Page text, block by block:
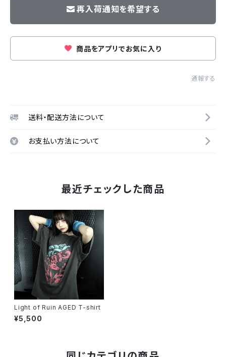
再入荷通知を希望する
商品をアプリでお気に入り
通報する
送料・配送方法について
お支払い方法について
最近チェックした商品
Light of Ruin AGED T-shirt
¥5,500